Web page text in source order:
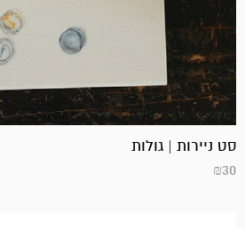
סט ניירות | גולות
₪30